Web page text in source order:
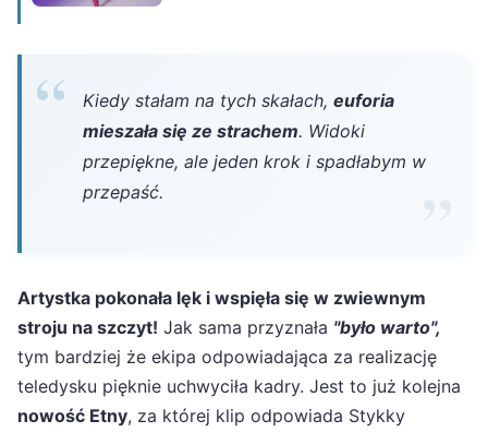
Kiedy stałam na tych skałach, euforia
mieszała się ze strachem. Widoki
przepiękne, ale jeden krok i spadłabym w
przepaść.
Artystka pokonała lęk i wspięła się w zwiewnym
stroju na szczyt! Jak sama przyznała "było warto",
tym bardziej że ekipa odpowiadająca za realizację
teledysku pięknie uchwyciła kadry. Jest to już kolejna
nowość Etny, za której klip odpowiada Stykky